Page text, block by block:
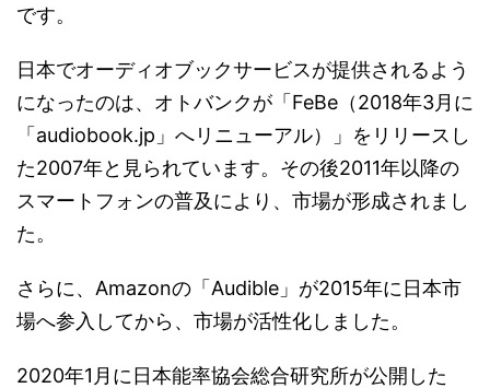
です。
日本でオーディオブックサービスが提供されるよう
になったのは、オトバンクが「FeBe（2018年3月に
「audiobook.jp」へリニューアル）」をリリースし
た2007年と見られています。その後2011年以降の
スマートフォンの普及により、市場が形成されまし
た。
さらに、Amazonの「Audible」が2015年に日本市
場へ参入してから、市場が活性化しました。
2020年1月に日本能率協会総合研究所が公開した